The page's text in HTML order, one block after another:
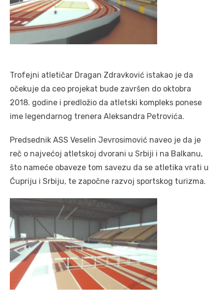
Trofejni atletičar Dragan Zdravković istakao je da
očekuje da ceo projekat bude završen do oktobra
2018. godine i predložio da atletski kompleks ponese
ime legendarnog trenera Aleksandra Petrovića.
Predsednik ASS Veselin Jevrosimović naveo je da je
reč o najvećoj atletskoj dvorani u Srbiji i na Balkanu,
što nameće obaveze tom savezu da se atletika vrati u
Ćupriju i Srbiju, te započne razvoj sportskog turizma.